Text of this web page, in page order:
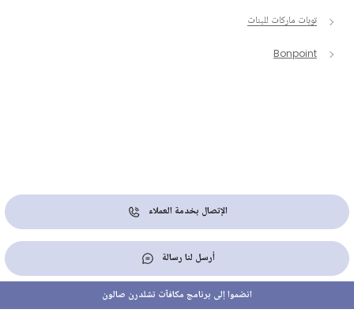
توبات ماركات للبنات
Bonpoint
الإتصال بخدمة العملاء
أرسل لنا رسالة
انضموا إلى برنامج مكافآت تشلدرن صالون